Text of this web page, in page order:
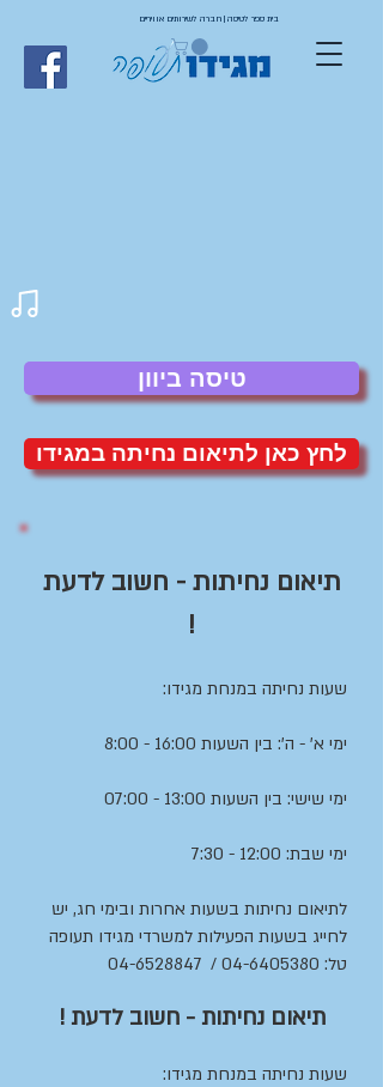
בית ספר לטיסה | חברה לשירותים אוויריים
טיסה ביוון
לחץ כאן לתיאום נחיתה במגידו
תיאום נחיתות - חשוב לדעת
!
שעות נחיתה במנחת מגידו:
ימי א' - ה': בין השעות 16:00 - 8:00
ימי שישי: בין השעות 13:00 - 07:00
ימי שבת: 12:00 - 7:30
לתיאום נחיתות בשעות אחרות ובימי חג, יש
לחייג בשעות הפעילות למשרדי מגידו תעופה
טל: 04-6405380
/
04-6528847
תיאום נחיתות - חשוב לדעת !
שעות נחיתה במנחת מגידו: